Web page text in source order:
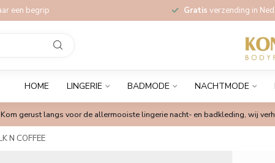
een begrip Gratis verzending in
HOME LINGERIE BADMODE NACHTMODE
gerust langs voor de allermooiste lingerie nacht- en badkleding, wij
N COFFEE